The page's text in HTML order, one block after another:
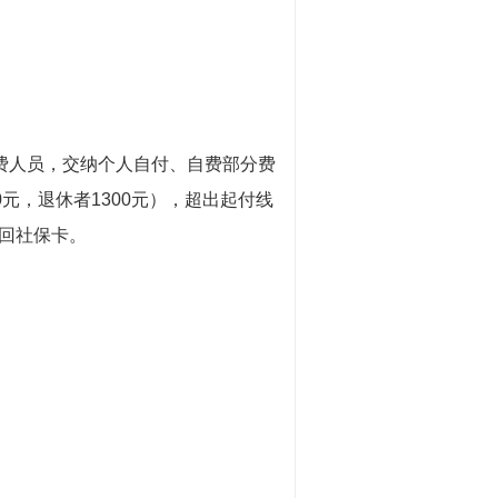
员，交纳个人自付、自费部分费
，退休者1300元），超出起付线
社保卡。